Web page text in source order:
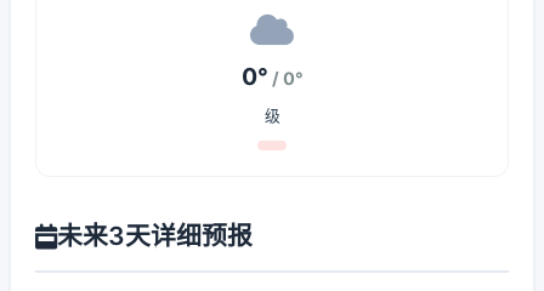
0° / 0°
级
未来3天详细预报